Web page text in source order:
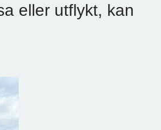
eller utflykt, kan